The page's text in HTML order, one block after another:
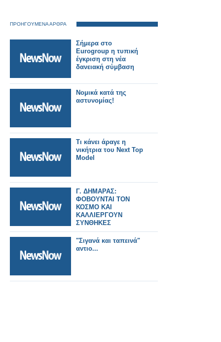
ΠΡΟΗΓΟΥΜΕΝΑ ΑΡΘΡΑ
Σήμερα στο
Eurogroup η τυπική
έγκριση στη νέα
δανειακή σύμβαση
Νομικά κατά της
αστυνομίας!
Τι κάνει άραγε η
νικήτρια του Next Top
Model
Γ. ΔΗΜΑΡΑΣ:
ΦΟΒΟΥΝΤΑΙ ΤΟΝ
ΚΟΣΜΟ ΚΑΙ
ΚΑΛΛΙΕΡΓΟΥΝ
ΣΥΝΘΗΚΕΣ
ΕΚΤΡΟΠΗΣ
"Σιγανά και ταπεινά"
αντιο...